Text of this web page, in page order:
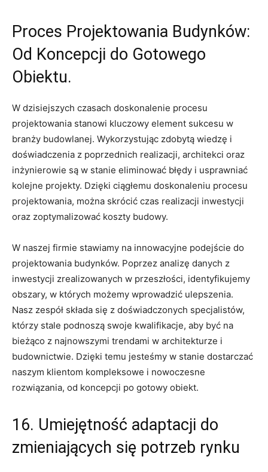
Proces Projektowania Budynków:‍
Od ⁢Koncepcji do Gotowego
Obiektu.
W dzisiejszych⁤ czasach doskonalenie procesu
‌projektowania stanowi kluczowy element‍ sukcesu w
⁢branży ‌budowlanej. Wykorzystując zdobytą ⁢wiedzę i
doświadczenia z poprzednich realizacji, architekci ‍oraz
inżynierowie są⁣ w stanie eliminować błędy i usprawniać
kolejne projekty. Dzięki ciągłemu doskonaleniu procesu
‌projektowania, można⁣ skrócić czas realizacji inwestycji
⁣oraz‍ zoptymalizować koszty budowy. ​
W naszej⁤ firmie ‍stawiamy na innowacyjne podejście ‍do
projektowania budynków. Poprzez⁤ analizę danych z
inwestycji zrealizowanych ‌w‌ przeszłości, identyfikujemy
obszary, w których możemy ​wprowadzić‌ ulepszenia.
Nasz zespół składa się z doświadczonych specjalistów,⁣
którzy stale podnoszą⁣ swoje kwalifikacje, aby być na
bieżąco‌ z najnowszymi trendami ⁣w architekturze i
budownictwie. Dzięki temu ‌jesteśmy w stanie dostarczać
naszym klientom kompleksowe i nowoczesne
‌rozwiązania, od koncepcji ⁣po ‌gotowy obiekt.
16. Umiejętność adaptacji ⁤do
zmieniających się‌ potrzeb rynku